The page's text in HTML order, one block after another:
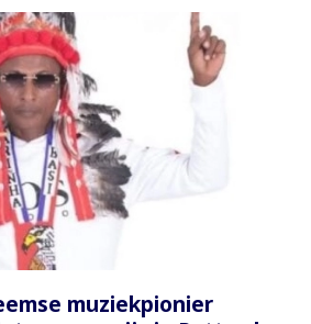
muziekpionier